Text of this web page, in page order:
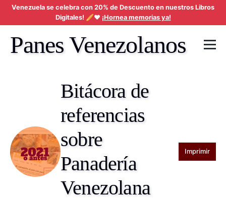
Venezuela se celebra con 20% de Descuento en nuestros Libros
Digitales! 🥖❤️ ¡Hornea memorias ya!
Panes Venezolanos
Bitácora de
referencias
sobre
Panadería
Venezolana
Imprimir